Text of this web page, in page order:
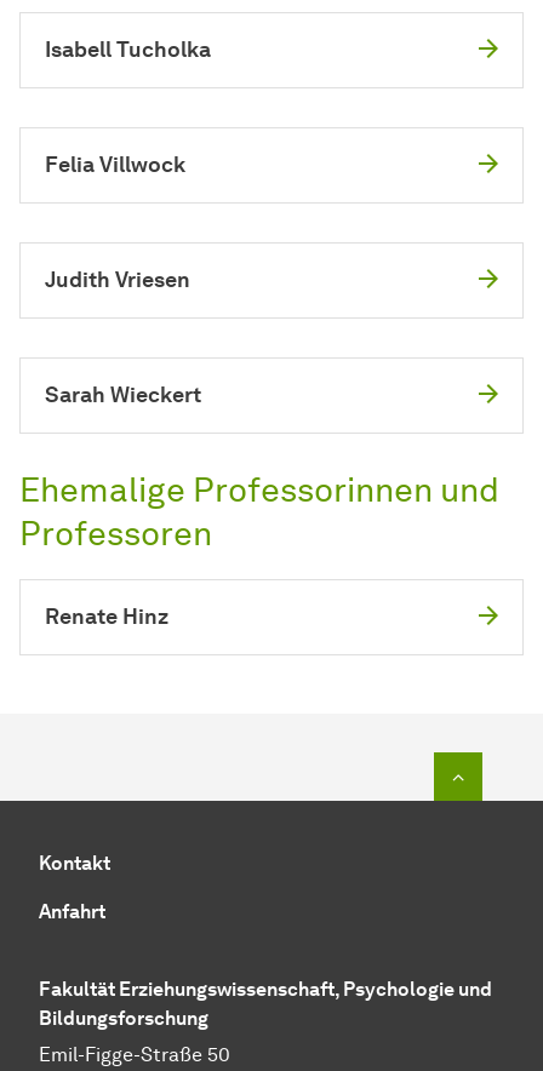
Isabell Tucholka
Felia Villwock
Judith Vriesen
Sarah Wieckert
Ehemalige Professorinnen und
Professoren
Renate Hinz
Kontakt
Anfahrt
Fakultät Erziehungswissenschaft, Psychologie und
Bildungsforschung
Emil-Figge-Straße 50